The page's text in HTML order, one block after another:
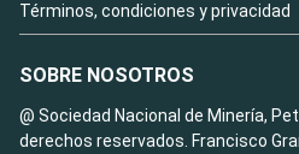
Términos, condiciones y privacidad
SOBRE NOSOTROS
@ Sociedad Nacional de Minería,
derechos reservados. Francisco